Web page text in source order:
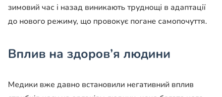
зимовий час і назад виникають труднощі в адаптації
до нового режиму, що провокує погане самопочуття.
Вплив на здоров’я людини
Медики вже давно встановили негативний вплив